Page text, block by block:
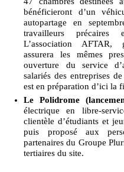
bénéficieront d’un
autopartage en
travailleurs précaires
L’association AFTAR,
assurera les mêmes
ouverture du service
salariés des entreprises
est en préparation d’ici la
Le Polidrome
électrique en libre-
clientèle d’étudiants et
puis proposé aux
partenaires du Groupe
tertiaires du site.